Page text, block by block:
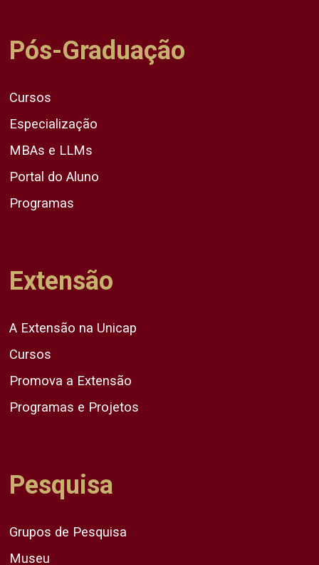
Pós-Graduação
Cursos
Especialização
MBAs e LLMs
Portal do Aluno
Programas
Extensão
A Extensão na Unicap
Cursos
Promova a Extensão
Programas e Projetos
Pesquisa
Grupos de Pesquisa
Museu